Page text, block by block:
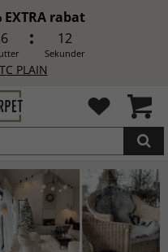
EXTRA rabat
10
Sekunder
TC PLAIN